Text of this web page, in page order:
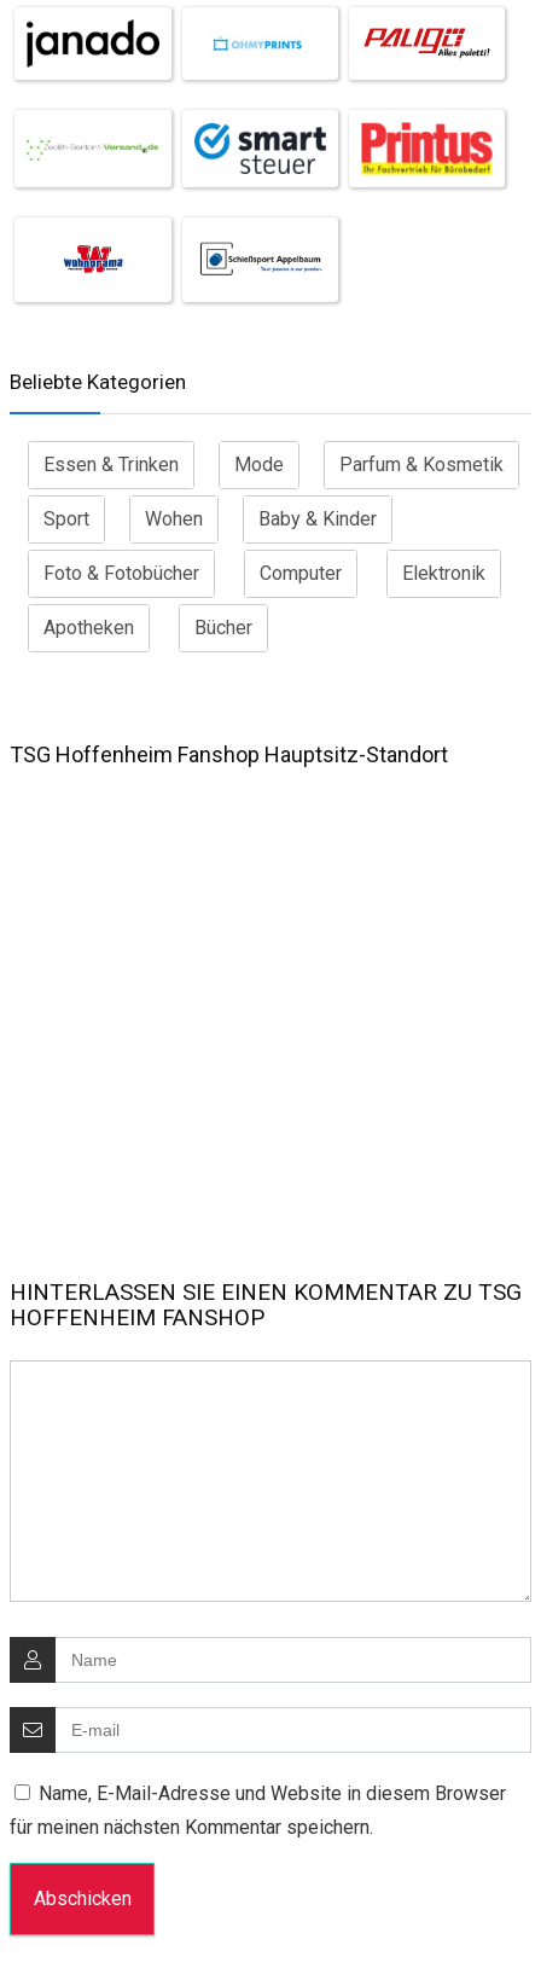
Beliebte Kategorien
Essen & Trinken Mode Parfum & Kosmetik
Sport Wohen Baby & Kinder
Foto & Fotobücher Computer Elektronik
Apotheken Bücher
TSG Hoffenheim Fanshop Hauptsitz-Standort
HINTERLASSEN SIE EINEN KOMMENTAR ZU TSG
HOFFENHEIM FANSHOP
Name, E-Mail-Adresse und Website in diesem Browser
für meinen nächsten Kommentar speichern.